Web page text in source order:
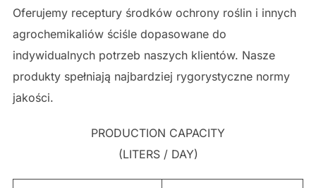
Oferujemy receptury środków ochrony roślin i innych
agrochemikaliów ściśle dopasowane do
indywidualnych potrzeb naszych klientów. Nasze
produkty spełniają najbardziej rygorystyczne normy
jakości.
PRODUCTION CAPACITY
(LITERS / DAY)